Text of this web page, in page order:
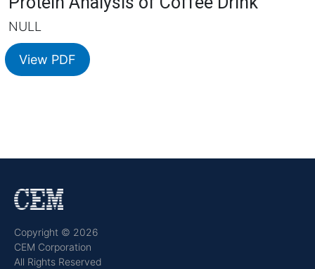
NULL
View PDF
Copyright © 2026
CEM Corporation
All Rights Reserved